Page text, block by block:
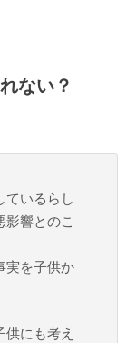
ない？
ているらし
影響とのこ
実を子供か
にも考え